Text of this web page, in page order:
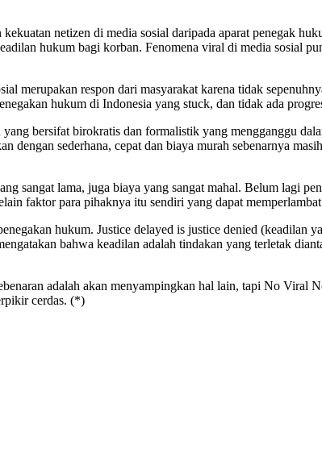
netizen di media sosial daripada aparat penegak
hukum bagi korban. Fenomena viral di media sosial
merupakan respon dari masyarakat karena tidak
hukum di Indonesia yang stuck, dan tidak ada
bersifat birokratis dan formalistik yang mengganggu
dengan sederhana, cepat dan biaya murah sebenarnya
sangat lama, juga biaya yang sangat mahal. Belum lagi
faktor para pihaknya itu sendiri yang dapat
hukum. Justice delayed is justice denied
bahwa keadilan adalah tindakan yang terletak
adalah akan menyampingkan hal lain, tapi No Viral
cerdas. (*)